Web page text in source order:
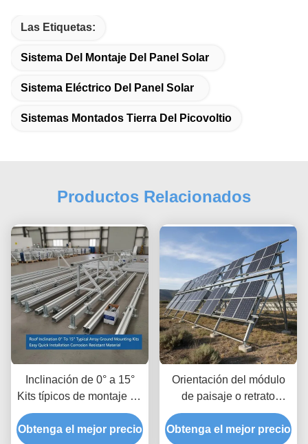
Las Etiquetas:
Sistema Del Montaje Del Panel Solar
Sistema Eléctrico Del Panel Solar
Sistemas Montados Tierra Del Picovoltio
Productos Relacionados
Inclinación de 0° a 15°
Kits típicos de montaje en
tierra para paneles
solares Instalación fácil y
Obtenga el mejor precio
Orientación del módulo
de paisaje o retrato
Sistemas de montaje en
tierra de paneles solares
Obtenga el mejor precio